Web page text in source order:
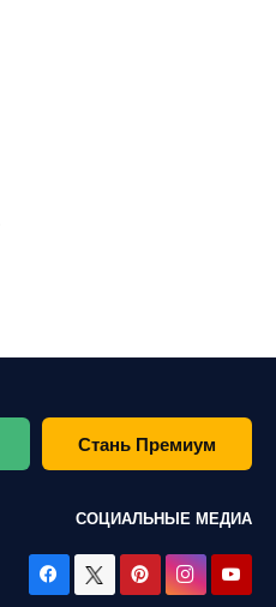
Стань Премиум
СОЦИАЛЬНЫЕ МЕДИА